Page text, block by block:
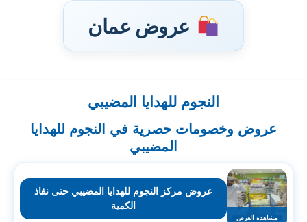
عروض عمان
النجوم للهدايا المضيبي
عروض وخصومات حصرية في النجوم للهدايا
المضيبي
مشاهدة العرض
عروض مركز النجوم للهدايا المضيبي حتى نفاذ
الكمية